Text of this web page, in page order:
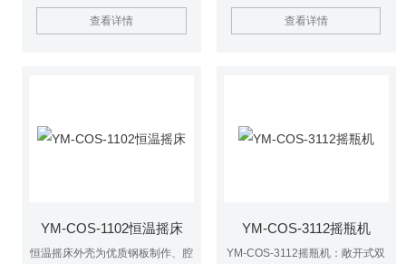
式人性化的控制面板，设有来电恢
复功能，不受电源间断影响，设备
查看详情
品的生化仪器，是植物、生物、微
生物、遗传病毒、医学、环保等科
查看详情
YM-COS-1102恒温摇床
恒温摇床外壳为优质钢板制作、腔
YM-COS-3112摇瓶机
YM-COS-3112摇瓶机：敞开式双